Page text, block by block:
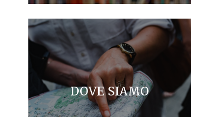
DOVE SIAMO